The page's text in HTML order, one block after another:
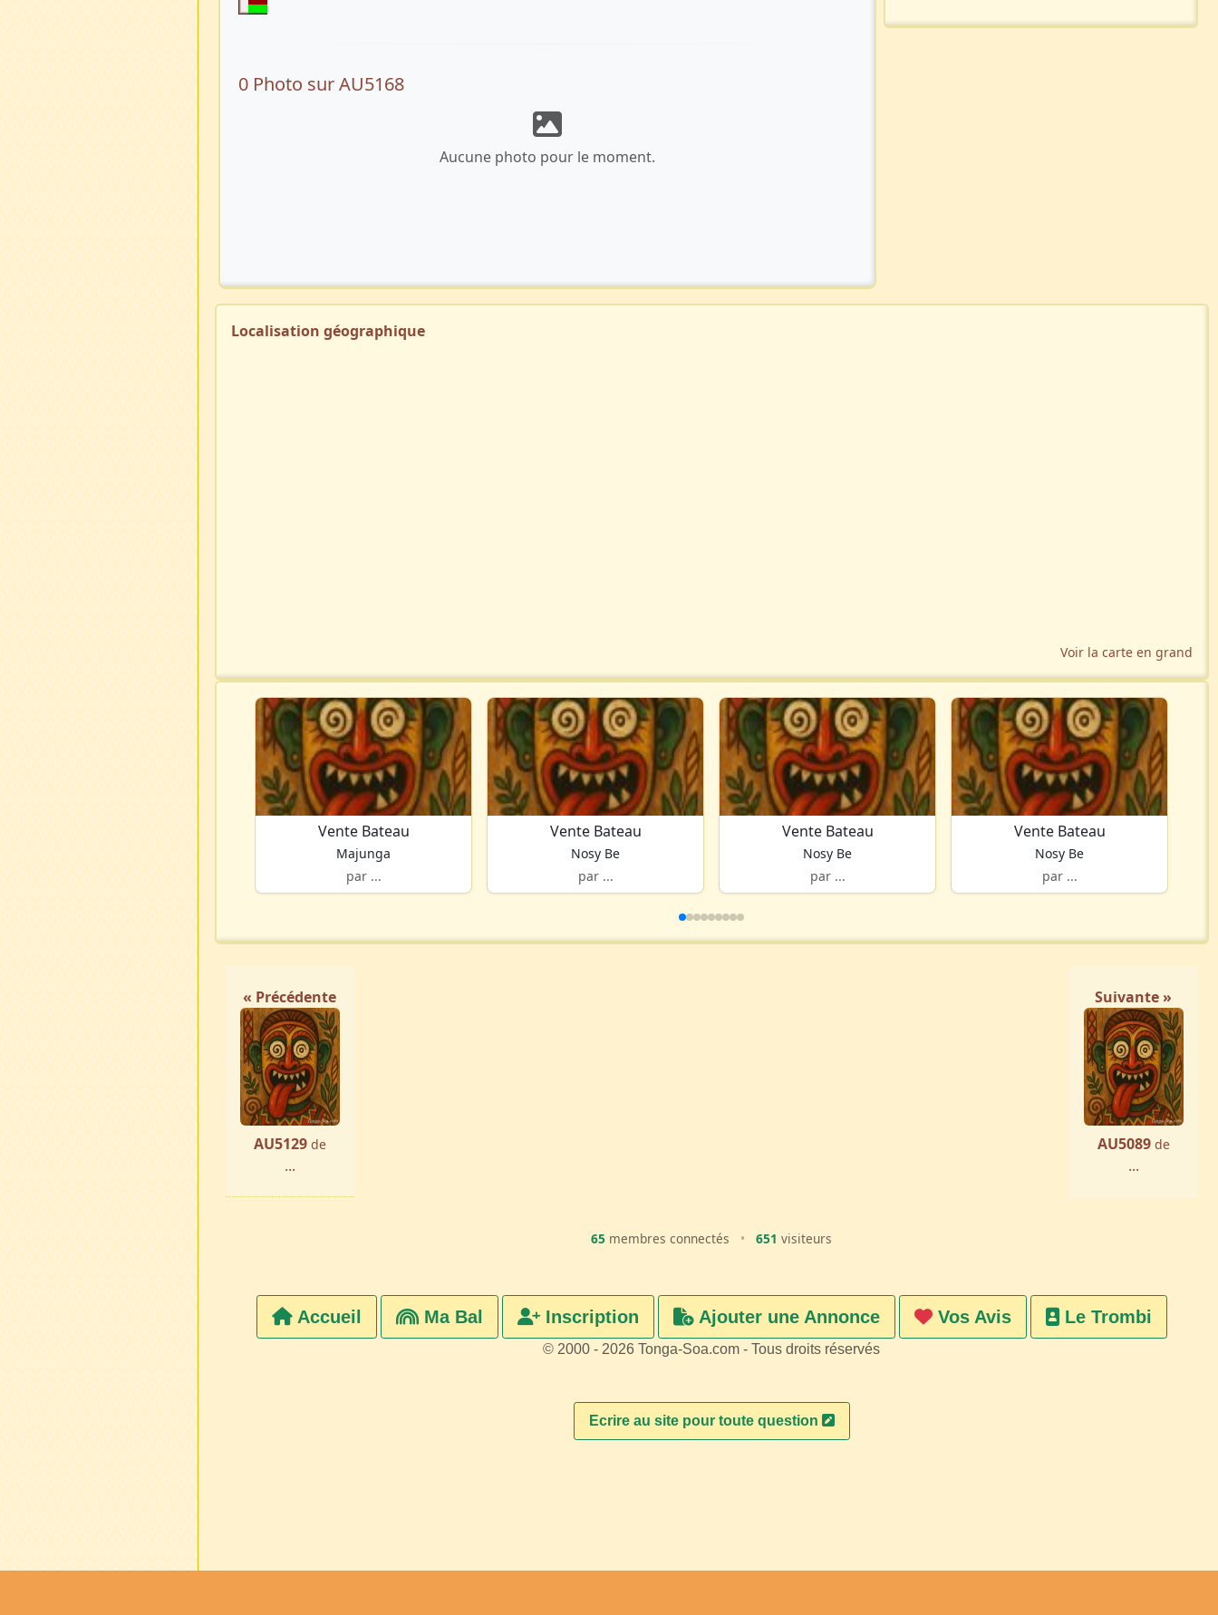
0 Photo sur AU5168
Aucune photo pour le moment.
Localisation géographique
Voir la carte en grand
Vente Bateau
Majunga
par ...
Vente Bateau
Nosy Be
par ...
Vente Bateau
Nosy Be
par ...
Vente Bateau
Nosy Be
par ...
« Précédente
AU5129 de
...
Suivante »
AU5089 de
...
65 membres connectés • 651 visiteurs
Accueil Ma Bal Inscription Ajouter une Annonce Vos Avis Le Trombi
© 2000 - 2026 Tonga-Soa.com - Tous droits réservés
Ecrire au site pour toute question